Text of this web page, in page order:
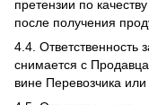
претензии по
после получения
4.4. Ответственность
снимается с
вине Перевозчика или